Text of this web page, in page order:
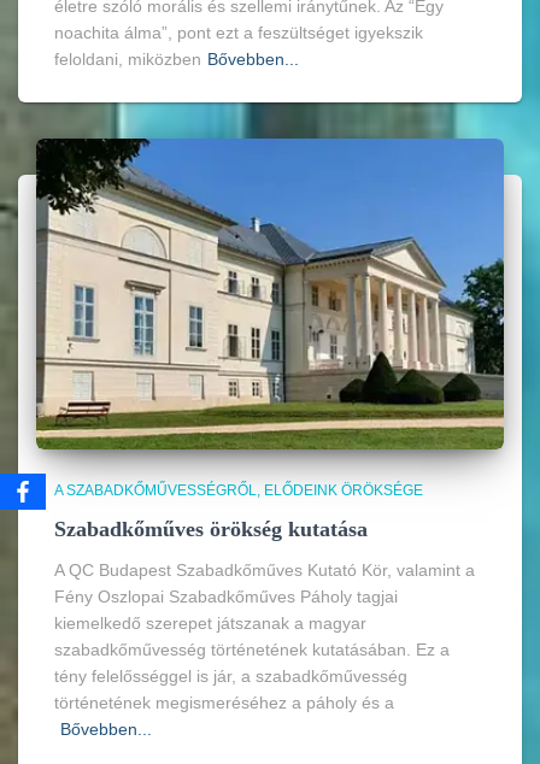
életre szóló morális és szellemi iránytűnek. Az “Egy
noachita álma”, pont ezt a feszültséget igyekszik
feloldani, miközben Bővebben...
A SZABADKŐMŰVESSÉGRŐL ELŐDEINK ÖRÖKSÉGE
Szabadkőműves örökség kutatása
A QC Budapest Szabadkőműves Kutató Kör, valamint a
Fény Oszlopai Szabadkőműves Páholy tagjai
kiemelkedő szerepet játszanak a magyar
szabadkőművesség történetének kutatásában. Ez a
tény felelősséggel is jár, a szabadkőművesség
történetének megismeréséhez a páholy és a
Bővebben...